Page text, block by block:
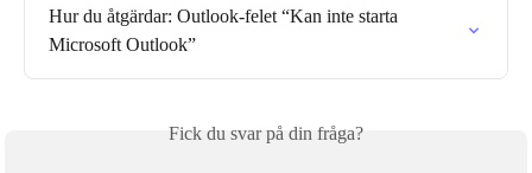
Hur du åtgärdar: Outlook-felet “Kan inte starta
Microsoft Outlook”
Fick du svar på din fråga?